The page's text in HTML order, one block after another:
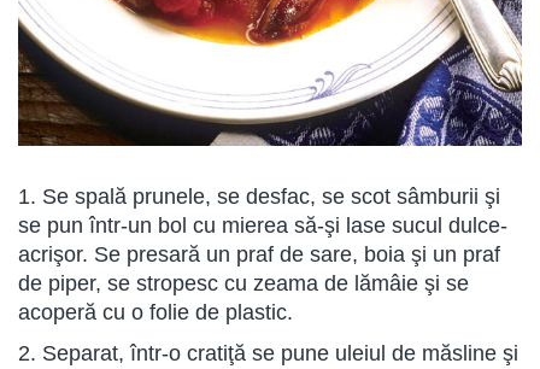
1. Se spală prunele, se desfac, se scot sâmburii şi
se pun într-un bol cu mierea să-şi lase sucul dulce-
acrişor. Se presară un praf de sare, boia şi un praf
de piper, se stropesc cu zeama de lămâie şi se
acoperă cu o folie de plastic.
2. Separat, într-o cratiţă se pune uleiul de măsline şi